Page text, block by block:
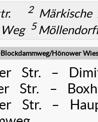
2
5
Hönower
Str. –
Str. –
Str. –